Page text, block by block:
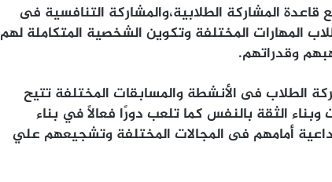
المشاركة الطلابية،والمشاركة التنافسية فى
المهارات المختلفة وتكوين الشخصية المتكاملة لهم
وقدراتهم.
الطلاب فى الأنشطة والمسابقات المختلفة تتيح
وبناء الثقة بالنفس كما تلعب دورًا فعالًا في بناء
أمامهم فى المجالات المختلفة وتشجيعهم علي